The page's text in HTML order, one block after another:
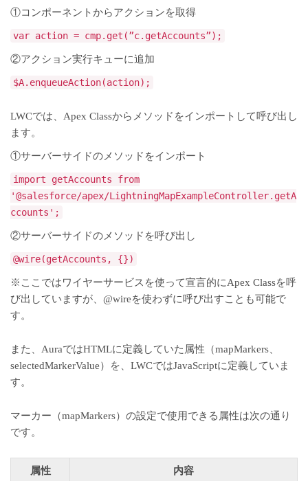
①コンポーネントからアクションを取得
var action = cmp.get(”c.getAccounts”);
②アクション実行キューに追加
$A.enqueueAction(action);
LWCでは、Apex Classからメソッドをインポートして呼び出し
ます。
①サーバーサイドのメソッドをインポート
import getAccounts from
'@salesforce/apex/LightningMapExampleController.getA
ccounts';
②サーバーサイドのメソッドを呼び出し
@wire(getAccounts, {})
※ここではワイヤーサービスを使って宣言的にApex Classを呼
び出していますが、@wireを使わずに呼び出すことも可能で
す。
また、AuraではHTMLに定義していた属性（mapMarkers、
selectedMarkerValue）を、LWCではJavaScriptに定義していま
す。
マーカー（mapMarkers）の設定で使用できる属性は次の通り
です。
属性 内容